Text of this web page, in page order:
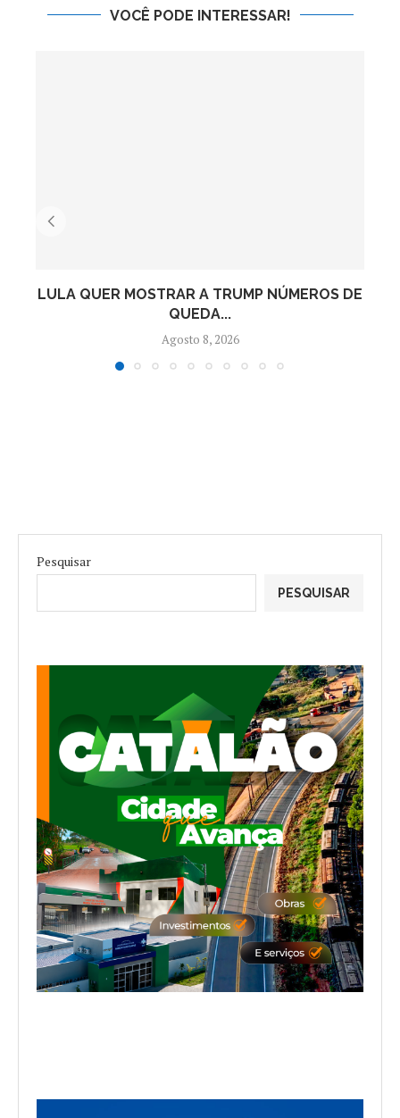
VOCÊ PODE INTERESSAR!
LULA QUER MOSTRAR A TRUMP NÚMEROS DE
QUEDA...
Agosto 8, 2026
Pesquisar
PESQUISAR